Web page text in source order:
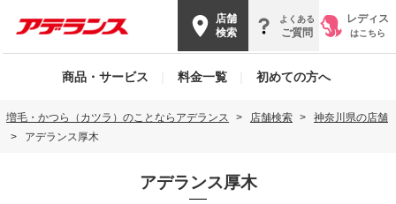
店舗
検索
よくある
ご質問
レディス
はこちら
商品・サービス 料金一覧 初めての方へ
増毛・かつら（カツラ）のことならアデランス 店舗検索
神奈川県の店舗
アデランス厚木
アデランス厚木